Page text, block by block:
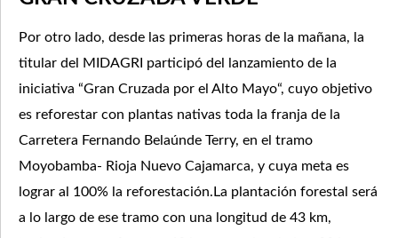
Por otro lado, desde las primeras horas de la mañana, la
titular del MIDAGRI participó del lanzamiento de la
iniciativa “Gran Cruzada por el Alto Mayo“, cuyo objetivo
es reforestar con plantas nativas toda la franja de la
Carretera Fernando Belaúnde Terry, en el tramo
Moyobamba- Rioja Nuevo Cajamarca, y cuya meta es
lograr al 100% la reforestación.La plantación forestal será
a lo largo de ese tramo con una longitud de 43 km,